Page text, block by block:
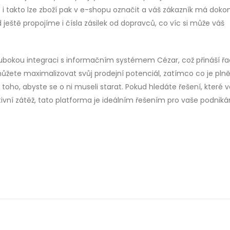
takto lze zboží pak v e-shopu označit a váš zákazník má
propojíme i čísla zásilek od dopravců, co víc si může váš
integraci s informačním systémem Cézar, což přináší
maximalizovat svůj prodejní potenciál, zatímco co je plně
abyste se o ni museli starat. Pokud hledáte řešení, které
zátěž, tato platforma je ideálním řešením pro vaše